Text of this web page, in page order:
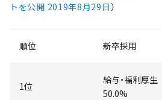
トを公開 2019年8月29日）
順位 新卒採用
1位
給与・福利厚生
50.0%